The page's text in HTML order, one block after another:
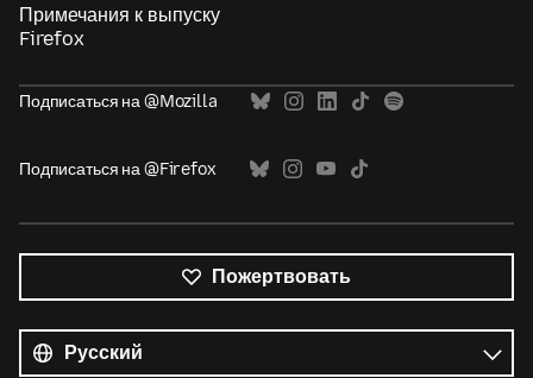
Примечания к выпуску
Firefox
Подписаться на @Mozilla
Подписаться на @Firefox
Пожертвовать
языки
Язык